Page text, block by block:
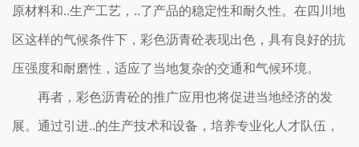
原材料和..生产工艺，..了产品的稳定性和耐久性。在四川地
区这样的气候条件下，彩色沥青砼表现出色，具有良好的抗
压强度和耐磨性，适应了当地复杂的交通和气候环境。
再者，彩色沥青砼的推广应用也将促进当地经济的发
展。通过引进..的生产技术和设备，培养专业化人才队伍，